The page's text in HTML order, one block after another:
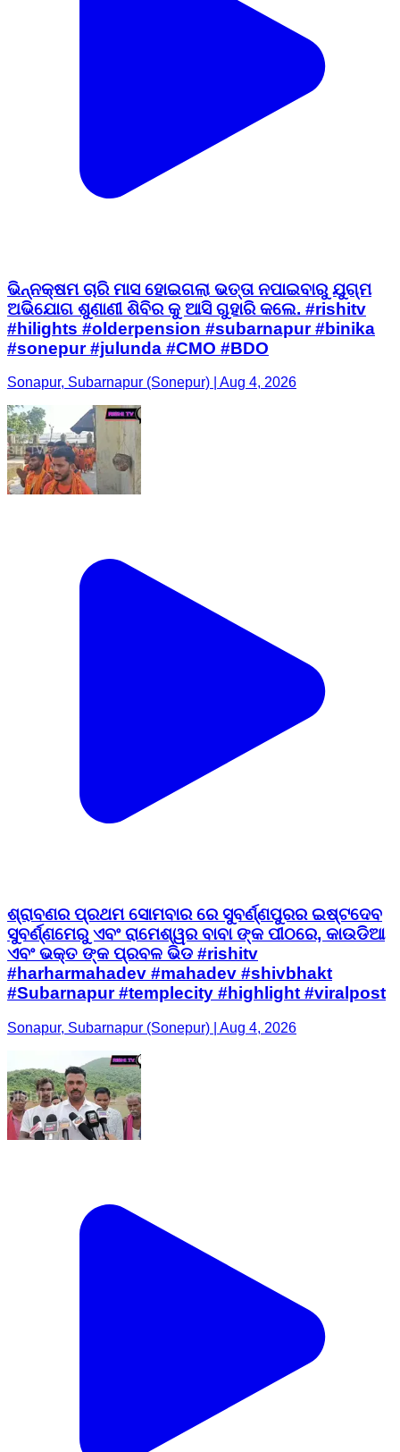
ଭିନ୍ନକ୍ଷମ ଚାରି ମାସ ହୋଇଗଲା ଭତ୍ତା ନପାଇବାରୁ ଯୁଗ୍ମ
ଅଭିଯୋଗ ଶୁଣାଣୀ ଶିବିର କୁ ଆସି ଗୁହାରି କଲେ. #rishitv
#hilights #olderpension #subarnapur #binika
#sonepur #julunda #CMO #BDO
Sonapur, Subarnapur (Sonepur) | Aug 4, 2026
ଶ୍ରାବଣର ପ୍ରଥମ ସୋମବାର ରେ ସୁବର୍ଣ୍ଣପୁରର ଇଷ୍ଟଦେବ
ସୁବର୍ଣ୍ଣମେରୁ ଏବଂ ରାମେଶ୍ୱର ବାବା ଙ୍କ ପୀଠରେ, କାଉଡିଆ
ଏବଂ ଭକ୍ତ ଙ୍କ ପ୍ରବଳ ଭିଡ #rishitv
#harharmahadev #mahadev #shivbhakt
#Subarnapur #templecity #highlight #viralpost
Sonapur, Subarnapur (Sonepur) | Aug 4, 2026